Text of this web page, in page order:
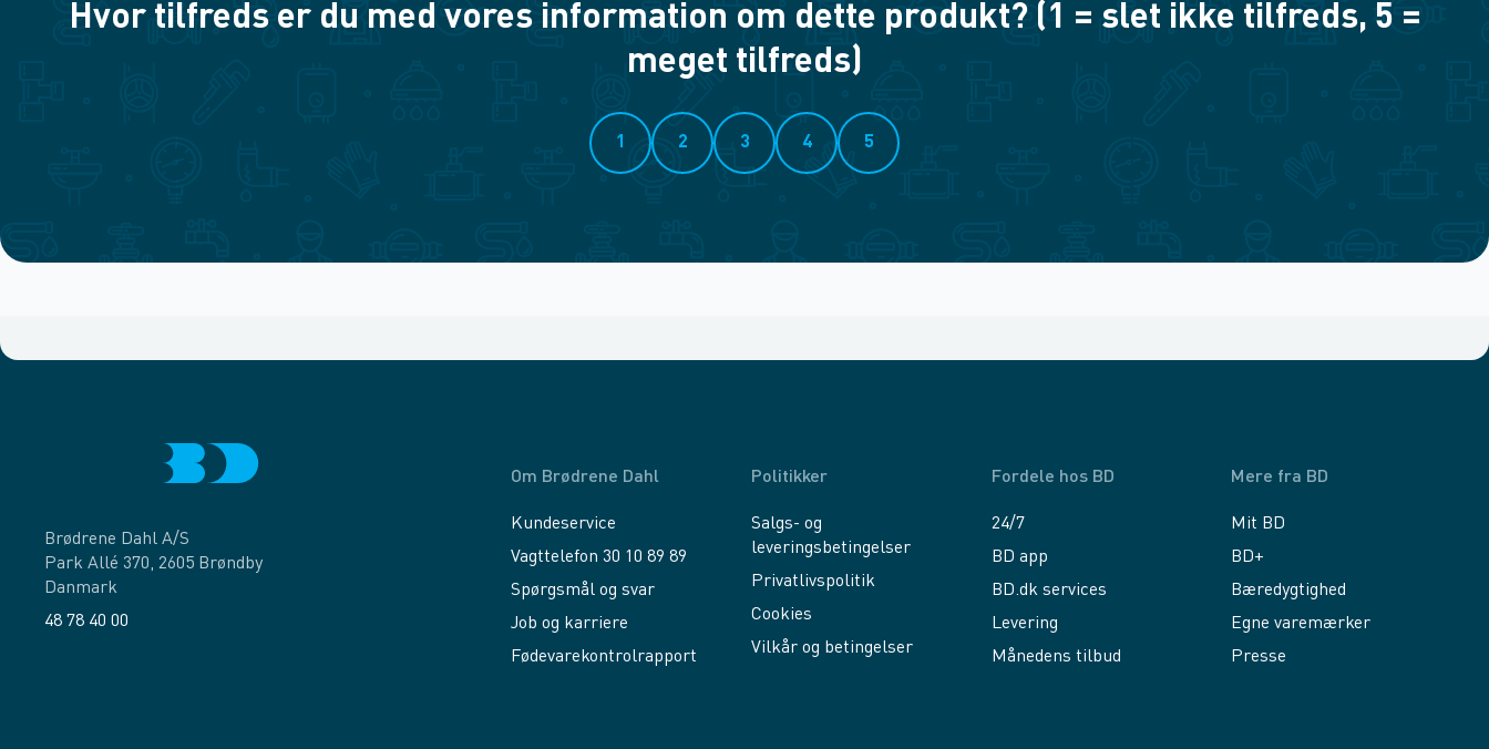
Hvor tilfreds er du med vores information om dette produkt? (1 = slet ikke tilfreds, 5 =
meget tilfreds)
1 2 3 4 5
Brødrene Dahl A/S
Park Allé 370, 2605 Brøndby
Danmark
48 78 40 00
Om Brødrene Dahl
Kundeservice
Vagttelefon 30 10 89 89
Spørgsmål og svar
Job og karriere
Fødevarekontrolrapport
Politikker
Salgs- og
leveringsbetingelser
Privatlivspolitik
Cookies
Vilkår og betingelser
Fordele hos BD
24/7
BD app
BD.dk services
Levering
Månedens tilbud
Mere fra BD
Mit BD
BD+
Bæredygtighed
Egne varemærker
Presse